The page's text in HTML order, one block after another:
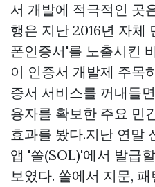
서 개발에 적극적인 곳
행은 지난 2016년 자체
폰인증서'를 노출시킨
이 인증서 개발제 주목
증서 서비스를 꺼내들
용자를 확보한 주요 민
효과를 봤다.지난 연말
앱 '쏠(SOL)'에서 발급
보였다. 쏠에서 지문,